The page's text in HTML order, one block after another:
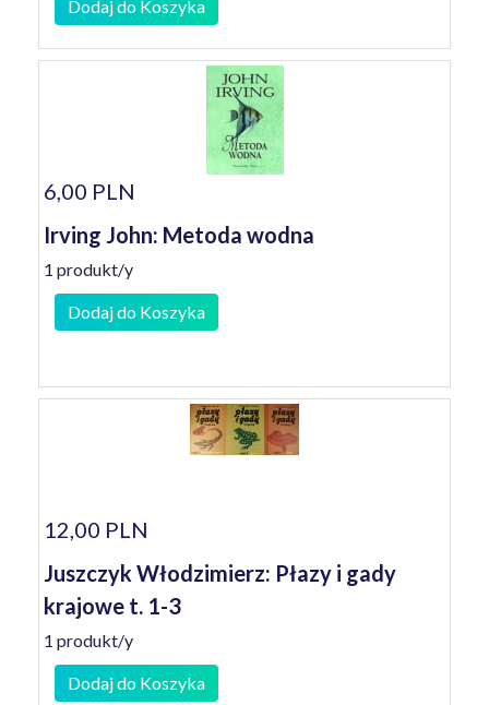
Dodaj do Koszyka
6,00 PLN
Irving John: Metoda wodna
1 produkt/y
Dodaj do Koszyka
12,00 PLN
Juszczyk Włodzimierz: Płazy i gady
krajowe t. 1-3
1 produkt/y
Dodaj do Koszyka